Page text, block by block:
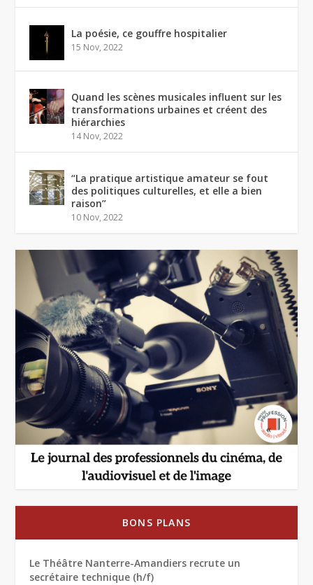
La poésie, ce gouffre hospitalier
15 Nov, 2022
Quand les scènes musicales influent sur les
transformations urbaines et créent des
hiérarchies
14 Nov, 2022
“La pratique artistique amateur se fout
des politiques culturelles, et elle a bien
raison”
10 Nov, 2022
BONS PLANS
Le Théâtre Nanterre-Amandiers recrute un
secrétaire technique (h/f)